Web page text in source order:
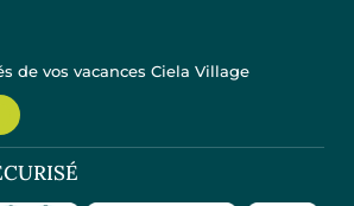
de vos vacances Ciela Village